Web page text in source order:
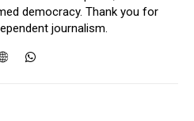
democracy. Thank you for
journalism.